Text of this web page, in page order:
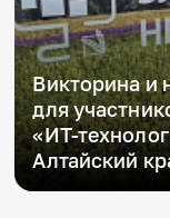
Викторина и
для
«ИТ-
Алтайский